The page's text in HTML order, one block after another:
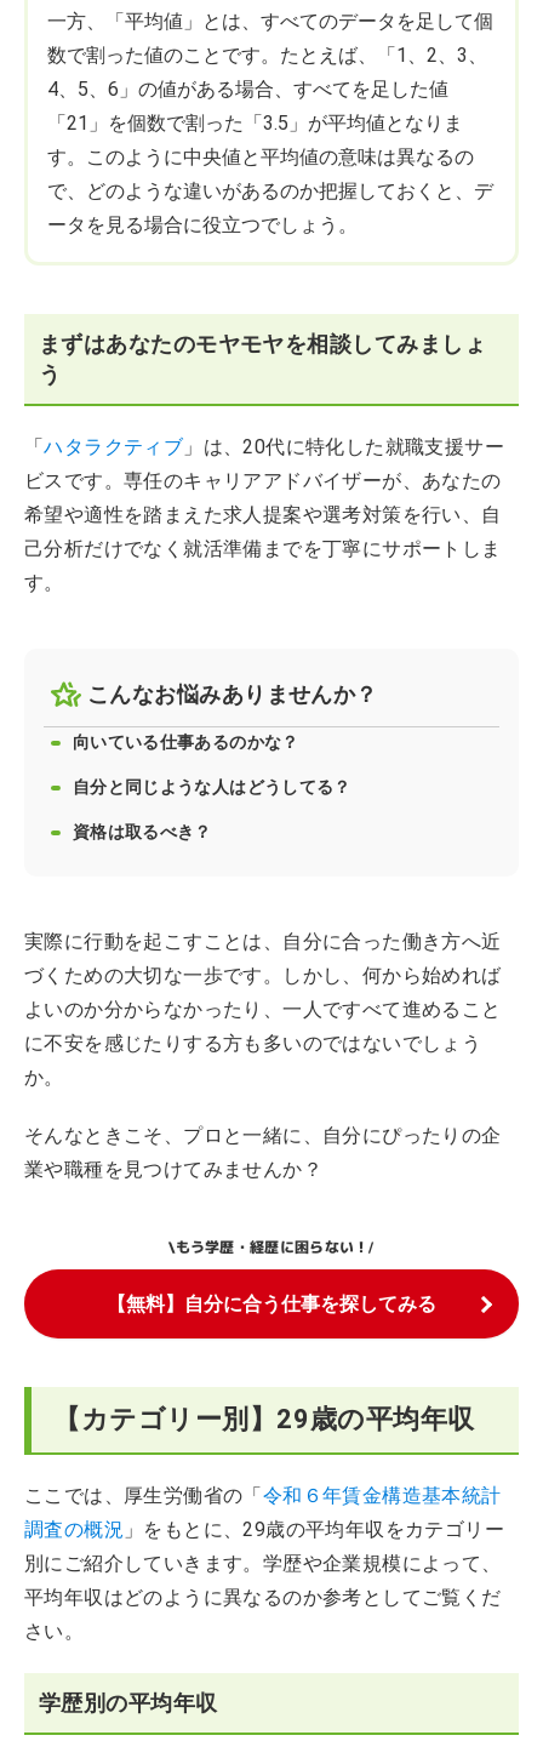
一方、「平均値」とは、すべてのデータを足して個
数で割った値のことです。たとえば、「1、2、3、
4、5、6」の値がある場合、すべてを足した値
「21」を個数で割った「3.5」が平均値となりま
す。このように中央値と平均値の意味は異なるの
で、どのような違いがあるのか把握しておくと、デ
ータを見る場合に役立つでしょう。
まずはあなたのモヤモヤを相談してみましょ
う
「ハタラクティブ 」は、20代に特化した就職支援サー
ビスです。専任のキャリアアドバイザーが、あなたの
希望や適性を踏まえた求人提案や選考対策を行い、自
己分析だけでなく就活準備までを丁寧にサポートしま
す。
こんなお悩みありませんか？
向いている仕事あるのかな？
自分と同じような人はどうしてる？
資格は取るべき？
実際に行動を起こすことは、自分に合った働き方へ近
づくための大切な一歩です。しかし、何から始めれば
よいのか分からなかったり、一人ですべて進めること
に不安を感じたりする方も多いのではないでしょう
か。
そんなときこそ、プロと一緒に、自分にぴったりの企
業や職種を見つけてみませんか？
\もう学歴・経歴に困らない！/
【無料】自分に合う仕事を探してみる
【カテゴリー別】29歳の平均年収
ここでは、厚生労働省の「令和６年賃金構造基本統計
調査の概況 」をもとに、29歳の平均年収をカテゴリー
別にご紹介していきます。学歴や企業規模によって、
平均年収はどのように異なるのか参考としてご覧くだ
さい。
学歴別の平均年収